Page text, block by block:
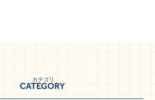
CATEGORY
カテゴリ